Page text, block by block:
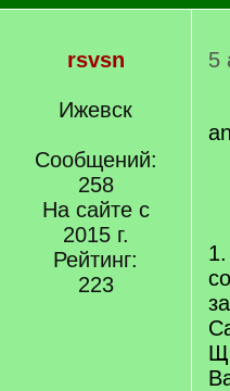
rsvsn
Ижевск
Сообщений:
258
На сайте с
2015 г.
Рейтинг:
223
5